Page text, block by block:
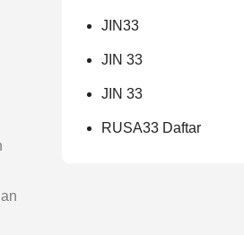
JIN33
JIN 33
JIN 33
RUSA33 Daftar